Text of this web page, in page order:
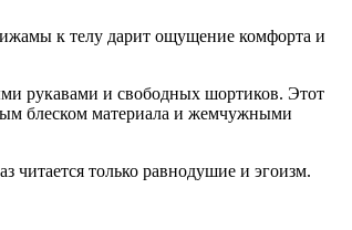
к телу дарит ощущение комфорта и
рукавами и свободных шортиков. Этот
блеском материала и жемчужными
только равнодушие и эгоизм.